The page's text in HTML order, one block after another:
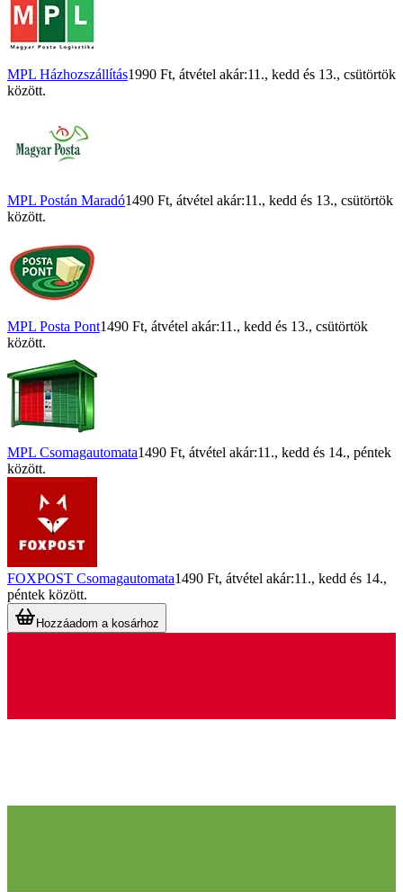
MPL Házhozszállítás1990 Ft, átvétel akár:11., kedd és 13., csütörtök
között.
MPL Postán Maradó1490 Ft, átvétel akár:11., kedd és 13., csütörtök
között.
MPL Posta Pont1490 Ft, átvétel akár:11., kedd és 13., csütörtök
között.
MPL Csomagautomata1490 Ft, átvétel akár:11., kedd és 14., péntek
között.
FOXPOST Csomagautomata1490 Ft, átvétel akár:11., kedd és 14.,
péntek között.
Hozzáadom a kosárhoz